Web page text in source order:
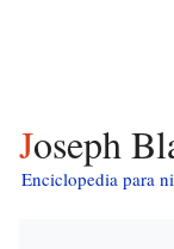
Joseph
Enciclopedia para